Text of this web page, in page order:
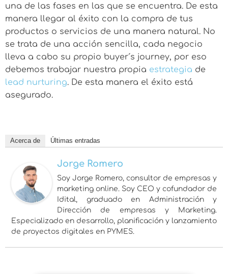
una de las fases en las que se encuentra. De esta
manera llegar al éxito con la compra de tus
productos o servicios de una manera natural. No
se trata de una acción sencilla, cada negocio
lleva a cabo su propio buyer´s journey, por eso
debemos trabajar nuestra propia estrategia de
lead nurturing. De esta manera el éxito está
asegurado.
Acerca de Últimas entradas
Jorge Romero
Soy Jorge Romero, consultor de empresas y
marketing online. Soy CEO y cofundador de
Idital, graduado en Administración y
Dirección de empresas y Marketing.
Especializado en desarrollo, planificación y lanzamiento
de proyectos digitales en PYMES.